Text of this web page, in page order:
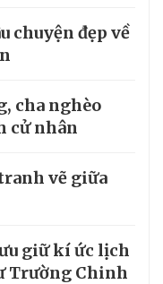
chuyện đẹp về
cha nghèo
cử nhân
vẽ giữa
giữ kí ức lịch
Trường Chinh